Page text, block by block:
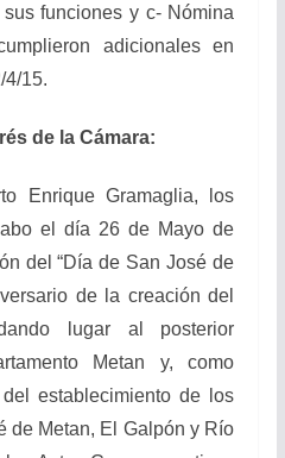
funciones y c- Nómina
adicionales en
4/15.
de la Cámara:
Enrique Gramaglia, los
el día 26 de Mayo de
del “Día de San José de
de la creación del
lugar al posterior
Metan y, como
establecimiento de los
de Metan, El Galpón y Río